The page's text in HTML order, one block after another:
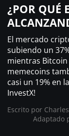
Guías
Trading
¿ Dónde
¿POR QUÉ
El mercado
subiendo un
mientras Bitcoin
memecoins
casi un 19% en
InvestX!
Escrito por
Adaptado